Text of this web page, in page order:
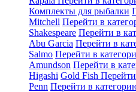
Комплекты для рыбалки
Mitchell Перейти в
Shakespeare Перейти в
Abu Garcia Перейти в
Salmo Перейти в
Amundson Перейти в
Higashi Gold Fish
Penn Перейти в